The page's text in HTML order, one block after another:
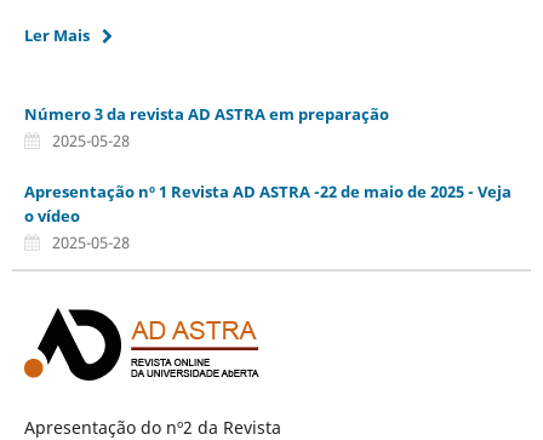
Ler Mais
Número 3 da revista AD ASTRA em preparação
2025-05-28
Apresentação nº 1 Revista AD ASTRA -22 de maio de 2025 - Veja
o vídeo
2025-05-28
Apresentação do nº2 da Revista